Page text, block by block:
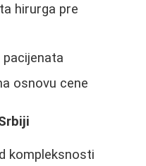
hirurga pre
osnovu cene
kompleksnosti